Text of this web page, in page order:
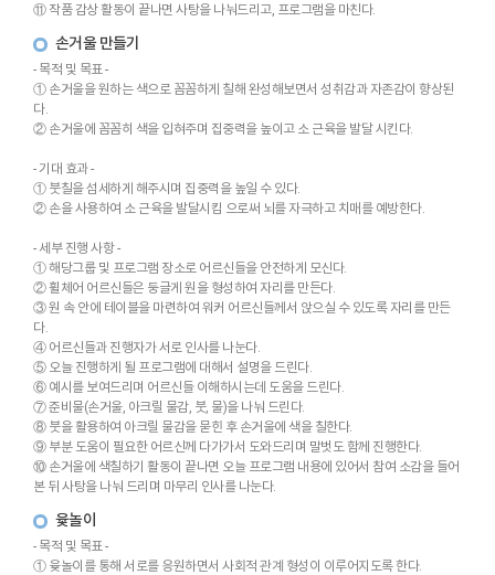
⑪ 작품 감상 활동이 끝나면 사탕을 나눠드리고, 프로그램을 마친다.
손거울 만들기
- 목적 및 목표 -
① 손거울을 원하는 색으로 꼼꼼하게 칠해 완성해보면서 성취감과 자존감이 향상된
다.
② 손거울에 꼼꼼히 색을 입혀주며 집중력을 높이고 소 근육을 발달 시킨다.
- 기대 효과 -
① 붓칠을 섬세하게 해주시며 집중력을 높일 수 있다.
② 손을 사용하여 소 근육을 발달시킴 으로써 뇌를 자극하고 치매를 예방한다.
- 세부 진행 사항 -
① 해당그룹 및 프로그램 장소로 어르신들을 안전하게 모신다.
② 휠체어 어르신들은 둥글게 원을 형성하여 자리를 만든다.
③ 원 속 안에 테이블을 마련하여 워커 어르신들께서 앉으실 수 있도록 자리를 만든
다.
④ 어르신들과 진행자가 서로 인사를 나눈다.
⑤ 오늘 진행하게 될 프로그램에 대해서 설명을 드린다.
⑥ 예시를 보여드리며 어르신들 이해하시는데 도움을 드린다.
⑦ 준비물(손거울, 아크릴 물감, 붓, 물)을 나눠 드린다.
⑧ 붓을 활용하여 아크릴 물감을 묻힌 후 손거울에 색을 칠한다.
⑨ 부분 도움이 필요한 어르신께 다가가서 도와드리며 말벗도 함께 진행한다.
⑩ 손거울에 색칠하기 활동이 끝나면 오늘 프로그램 내용에 있어서 참여 소감을 들어
본 뒤 사탕을 나눠 드리며 마무리 인사를 나눈다.
윷놀이
- 목적 및 목표 -
① 윷놀이를 통해 서로를 응원하면서 사회적 관계 형성이 이루어지도록 한다.